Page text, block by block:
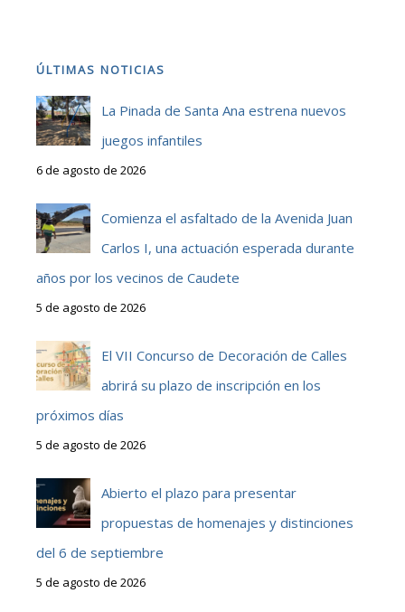
ÚLTIMAS NOTICIAS
La Pinada de Santa Ana estrena nuevos
juegos infantiles
6 de agosto de 2026
Comienza el asfaltado de la Avenida Juan
Carlos I, una actuación esperada durante
años por los vecinos de Caudete
5 de agosto de 2026
El VII Concurso de Decoración de Calles
abrirá su plazo de inscripción en los
próximos días
5 de agosto de 2026
Abierto el plazo para presentar
propuestas de homenajes y distinciones
del 6 de septiembre
5 de agosto de 2026